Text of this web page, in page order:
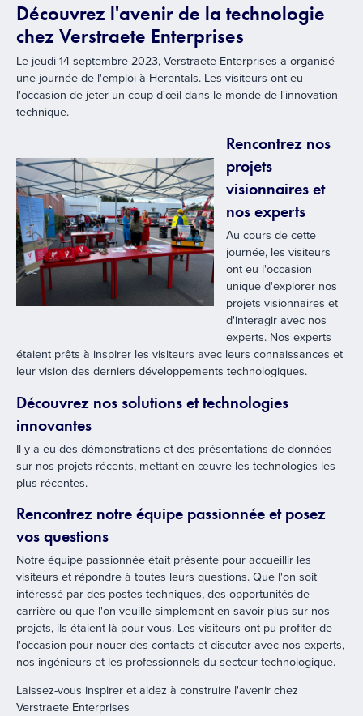
Découvrez l'avenir de la technologie
chez Verstraete Enterprises
Le jeudi 14 septembre 2023, Verstraete Enterprises a organisé
une journée de l'emploi à Herentals. Les visiteurs ont eu
l'occasion de jeter un coup d'œil dans le monde de l'innovation
technique.
Rencontrez nos
projets
visionnaires et
nos experts
Au cours de cette
journée, les visiteurs
ont eu l'occasion
unique d'explorer nos
projets visionnaires et
d'interagir avec nos
experts. Nos experts
étaient prêts à inspirer les visiteurs avec leurs connaissances et
leur vision des derniers développements technologiques.
Découvrez nos solutions et technologies
innovantes
Il y a eu des démonstrations et des présentations de données
sur nos projets récents, mettant en œuvre les technologies les
plus récentes.
Rencontrez notre équipe passionnée et posez
vos questions
Notre équipe passionnée était présente pour accueillir les
visiteurs et répondre à toutes leurs questions. Que l'on soit
intéressé par des postes techniques, des opportunités de
carrière ou que l'on veuille simplement en savoir plus sur nos
projets, ils étaient là pour vous. Les visiteurs ont pu profiter de
l'occasion pour nouer des contacts et discuter avec nos experts,
nos ingénieurs et les professionnels du secteur technologique.
Laissez-vous inspirer et aidez à construire l'avenir chez
Verstraete Enterprises